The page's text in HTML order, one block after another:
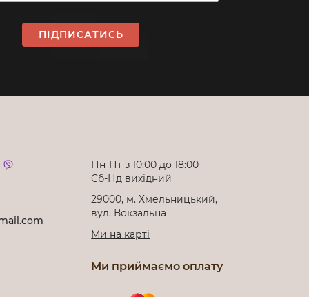
ПІДПИСАТИСЬ
Пн-Пт з 10:00 до 18:00
Cб-Нд вихідний
29000, м. Хмельницький,
вул. Вокзальна
Ми на карті
Ми приймаємо оплату